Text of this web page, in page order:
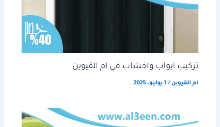
تركيب ابواب واخشاب في ام القيوين
ام القيوين / 1 يوليو، 2025